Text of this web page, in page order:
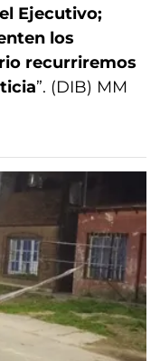
Ejecutivo;
los
recurriremos
”. (DIB) MM